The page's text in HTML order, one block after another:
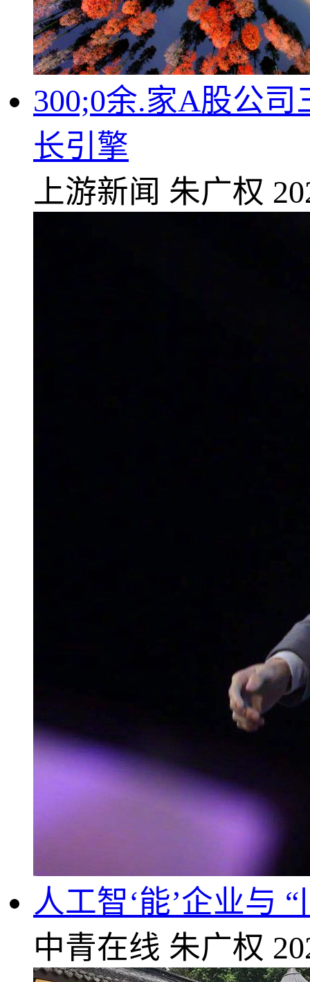
300;0余.家A股公
长引擎
上游新闻 朱广权
人工智‘能’企业与
中青在线 朱广权